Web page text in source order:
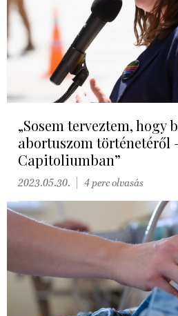
„Sosem terveztem, hogy
abortuszom történetéről
Capitoliumban”
2023.05.30. 4 perc olvasás